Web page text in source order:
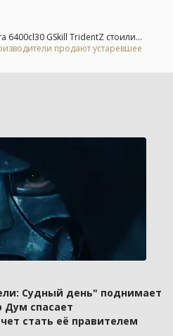
6400cl30 GSkill TridentZ стоили...
продают устаревшее
Судный день" поднимает
Дум спасает
стать её правителем